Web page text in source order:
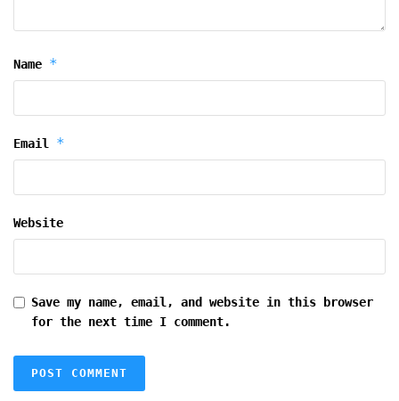
Name *
Email *
Website
Save my name, email, and website in this browser
for the next time I comment.